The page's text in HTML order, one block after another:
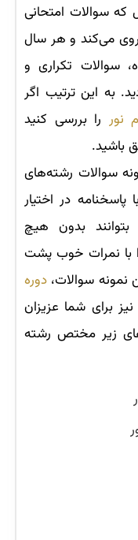
که سوالات امتحانی
می‌کند و هر سال
سوالات تکراری و
به این ترتیب اگر
نور را بررسی کنید
باشید.
سوالات رشته‌های
پاسخنامه در اختیار
بتوانند بدون هیچ
با نمرات خوب پشت
نمونه سوالات، دوره
برای شما عزیزان
زیر مختص رشته